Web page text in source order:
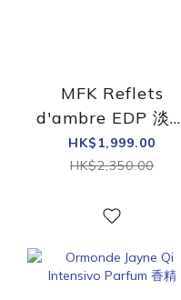
MFK Reflets
d'ambre EDP 淡香
精
HK$1,999.00
HK$2,350.00